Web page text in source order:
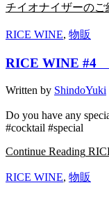
チイオナイザーのご
RICE WINE, 物販
RICE WINE #4
Written by ShindoYuki
Do you have any
#cocktail #special
Continue Reading
RICE WINE, 物販